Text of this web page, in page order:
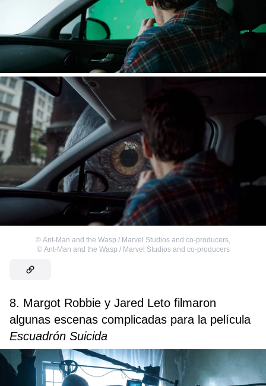
© Ant-Man and the Wasp / Marvel Studios and co-producers,
© Ant-Man and the Wasp / Marvel Studios and co-producers
8. Margot Robbie y Jared Leto filmaron
algunas escenas complicadas para la película
Escuadrón Suicida